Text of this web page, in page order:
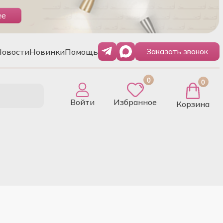
НовинкиПомощь Заказать звонок
Войти
0
Избранное
0
Корзина